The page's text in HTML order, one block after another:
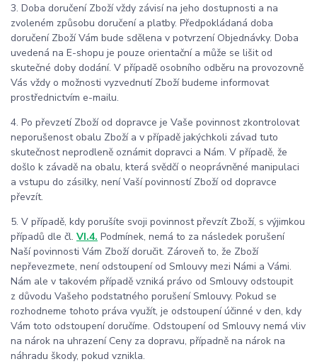
3. Doba doručení Zboží vždy závisí na jeho dostupnosti a na
zvoleném způsobu doručení a platby. Předpokládaná doba
doručení Zboží Vám bude sdělena v potvrzení Objednávky. Doba
uvedená na E-shopu je pouze orientační a může se lišit od
skutečné doby dodání. V případě osobního odběru na provozovně
Vás vždy o možnosti vyzvednutí Zboží budeme informovat
prostřednictvím e-mailu.
4. Po převzetí Zboží od dopravce je Vaše povinnost zkontrolovat
neporušenost obalu Zboží a v případě jakýchkoli závad tuto
skutečnost neprodleně oznámit dopravci a Nám. V případě, že
došlo k závadě na obalu, která svědčí o neoprávněné manipulaci
a vstupu do zásilky, není Vaší povinností Zboží od dopravce
převzít.
5. V případě, kdy porušíte svoji povinnost převzít Zboží, s výjimkou
případů dle čl. VI.4. Podmínek, nemá to za následek porušení
Naší povinnosti Vám Zboží doručit. Zároveň to, že Zboží
nepřevezmete, není odstoupení od Smlouvy mezi Námi a Vámi.
Nám ale v takovém případě vzniká právo od Smlouvy odstoupit
z důvodu Vašeho podstatného porušení Smlouvy. Pokud se
rozhodneme tohoto práva využít, je odstoupení účinné v den, kdy
Vám toto odstoupení doručíme. Odstoupení od Smlouvy nemá vliv
na nárok na uhrazení Ceny za dopravu, případně na nárok na
náhradu škody, pokud vznikla.